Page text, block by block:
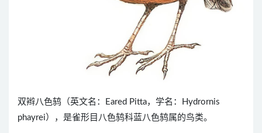
双辫八色鸫（英文名：Eared Pitta，学名：Hydrornis
phayrei），是雀形目八色鸫科蓝八色鸫属的鸟类。